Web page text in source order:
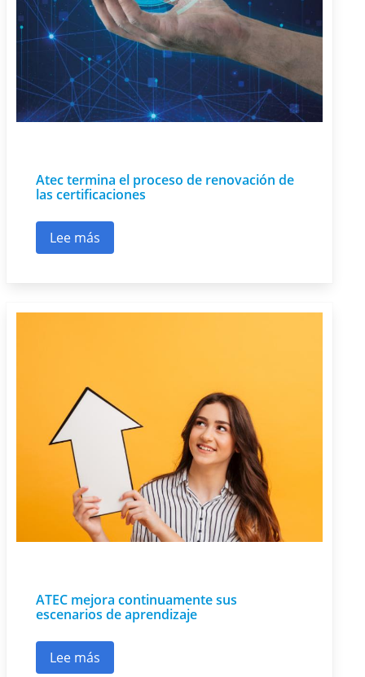
Atec termina el proceso de renovación de
las certificaciones
Lee más
sobre Atec termina el proceso de renovación
ATEC mejora continuamente sus
escenarios de aprendizaje
Lee más
sobre ATEC mejora continuamente sus